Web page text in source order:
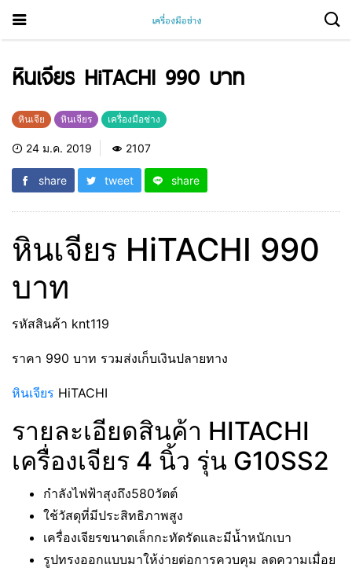
หินเจียร HiTACHI 990 บาท
หินเจีย หินเจียร เครื่องมือช่าง
24 ม.ค. 2019 2107
share tweet share
หินเจียร HiTACHI 990
บาท
รหัสสินค้า knt119
ราคา 990 บาท รวมส่งเก็บเงินปลายทาง
หินเจียร HiTACHI
รายละเอียดสินค้า HITACHI
เครื่องเจียร 4 นิ้ว รุ่น G10SS2
กำลังไฟฟ้าสุงถึง580วัตต์
ใช้วัสดุที่มีประสิทธิภาพสูง
เครื่องเจียรขนาดเล็กกะทัดรัดและมีน้ำหนักเบา
รูปทรงออกแบบมาให้ง่ายต่อการควบคุม ลดความเมื่อย